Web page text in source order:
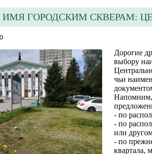
ИМЯ ГОРОДСКИМ СКВЕРАМ:
Дорогие
выбору
чьи
Напомним,
- по
- по
или
- по
квартала,